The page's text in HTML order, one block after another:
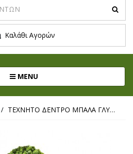
Καλάθι Αγορών
MENUToggle navigation
ΤΕΧΝΗΤΟ ΔΕΝΤΡΟ ΜΠΑΛΑ ΓΛΥΣΤΡΙΔΑ Φ28ΕΚ. Υ90ΕΚ.